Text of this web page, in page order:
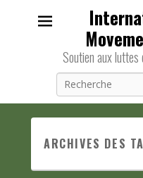
Soutien aux luttes
ARCHIVES DES